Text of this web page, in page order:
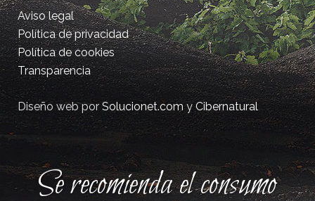
Aviso legal
Política de privacidad
Política de cookies
Transparencia
Diseño web porSolucionet.comyCibernatural
Se recomienda el consumo